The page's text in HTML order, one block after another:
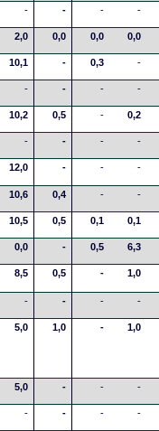
- - - -
2,0 0,0 0,0 0,0
10,1 - 0,3 -
- - - -
10,2 0,5 - 0,2
- - - -
12,0 - - -
10,6 0,4 - -
10,5 0,5 0,1 0,1
0,0 - 0,5 6,3
8,5 0,5 - 1,0
- - - -
5,0 1,0 - 1,0
5,0 - - -
- - - -